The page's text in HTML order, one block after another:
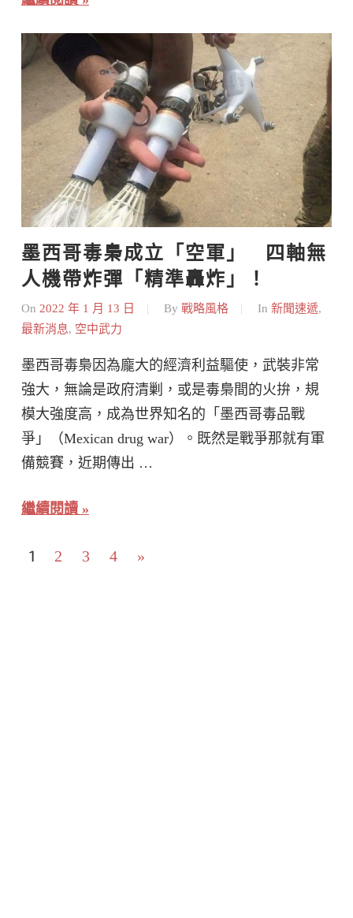
墨西哥毒梟成立「空軍」   四軸無
人機帶炸彈「精準轟炸」！
On 2022 年 1 月 13 日 By 戰略風格 In 新聞速遞,
最新消息, 空中武力
墨西哥毒梟因為龐大的經濟利益驅使，武裝非常
強大，無論是政府清剿，或是毒梟間的火拚，規
模大強度高，成為世界知名的「墨西哥毒品戰
爭」（Mexican drug war）。既然是戰爭那就有軍
備競賽，近期傳出 …
繼續閱讀
文
1 2 3 4
Next
»